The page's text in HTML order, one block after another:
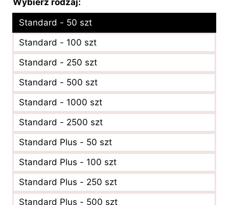
Wybierz rodzaj:
Standard - 50 szt
Standard - 100 szt
Standard - 250 szt
Standard - 500 szt
Standard - 1000 szt
Standard - 2500 szt
Standard Plus - 50 szt
Standard Plus - 100 szt
Standard Plus - 250 szt
Standard Plus - 500 szt